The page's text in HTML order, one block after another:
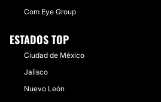
Com Eye Group
ESTADOS TOP
Ciudad de México
Jalisco
Nuevo León